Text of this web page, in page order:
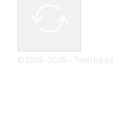
©2006-2025 - Toàn bộ